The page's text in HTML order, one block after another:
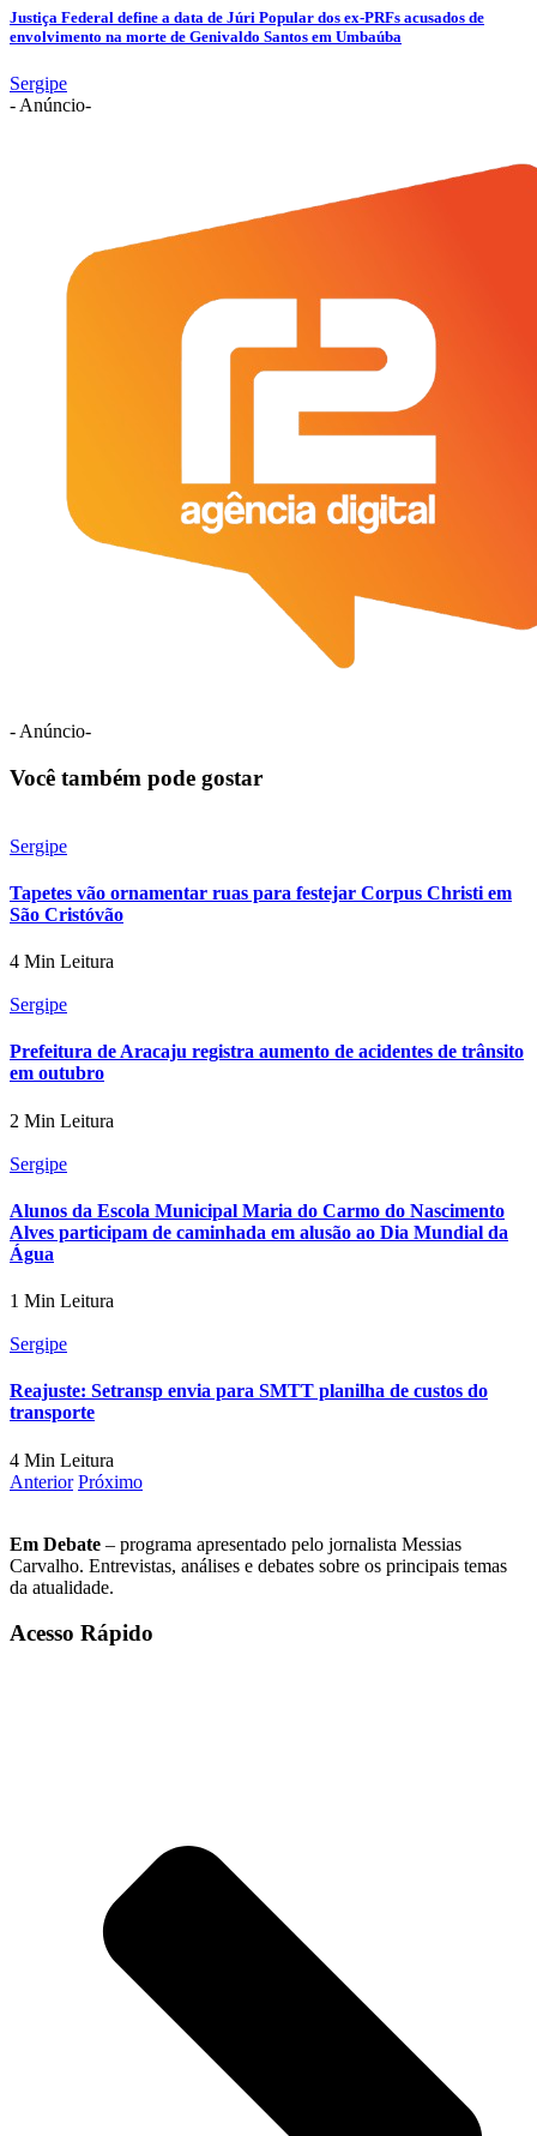
Justiça Federal define a data de Júri Popular dos ex-PRFs acusados de
envolvimento na morte de Genivaldo Santos em Umbaúba
Sergipe
- Anúncio-
- Anúncio-
Você também pode gostar
Sergipe
Tapetes vão ornamentar ruas para festejar Corpus Christi em
São Cristóvão
4 Min Leitura
Sergipe
Prefeitura de Aracaju registra aumento de acidentes de trânsito
em outubro
2 Min Leitura
Sergipe
Alunos da Escola Municipal Maria do Carmo do Nascimento
Alves participam de caminhada em alusão ao Dia Mundial da
Água
1 Min Leitura
Sergipe
Reajuste: Setransp envia para SMTT planilha de custos do
transporte
4 Min Leitura
Anterior Próximo
Em Debate – programa apresentado pelo jornalista Messias
Carvalho. Entrevistas, análises e debates sobre os principais temas
da atualidade.
Acesso Rápido